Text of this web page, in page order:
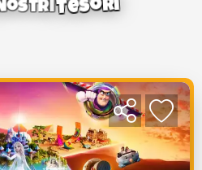
Tesori